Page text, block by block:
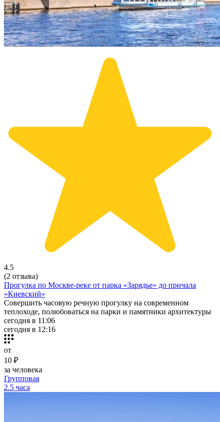
4.5
(2 отзыва)
Прогулка по Москве-реке от парка «Зарядье» до причала
«Киевский»
Совершить часовую речную прогулку на современном
теплоходе, полюбоваться на парки и памятники архитектуры
сегодня в 11:06
сегодня в 12:16
от
10 ₽
за человека
Групповая
2.5 часа